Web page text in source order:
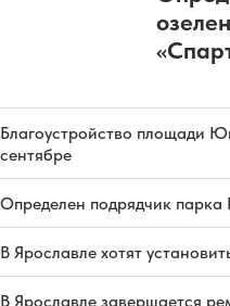
Благоустройство площади
сентябре
Определен подрядчик парка
В Ярославле хотят
В Ярославле завершается